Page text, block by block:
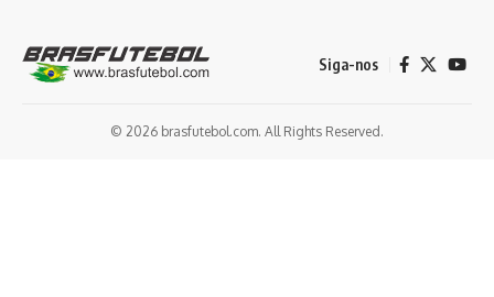
Siga-nos
© 2026 brasfutebol.com. All Rights Reserved.